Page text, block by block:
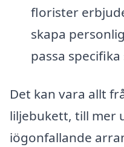
florister
skapa
passa
Det kan vara allt
liljebukett, till mer
iögonfallande